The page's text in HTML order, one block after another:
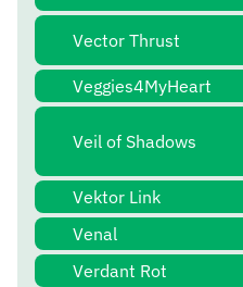
Vector Thrust
Veggies4MyHeart
Veil of Shadows
Vektor Link
Venal
Verdant Rot